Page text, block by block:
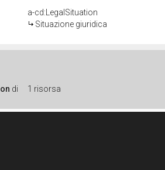
a-cd:LegalSituation
Situazione giuridica
di 1 risorsa